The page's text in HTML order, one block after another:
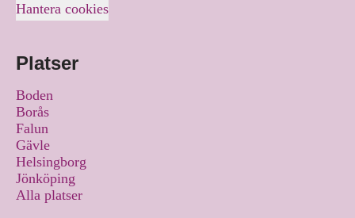
Hantera cookies
Platser
Boden
Borås
Falun
Gävle
Helsingborg
Jönköping
Alla platser